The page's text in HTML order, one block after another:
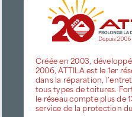
Créée en 2003,
2006, ATTILA est le 1er
dans la réparation,
tous types de toitures.
le réseau compte plus de
service de la protection